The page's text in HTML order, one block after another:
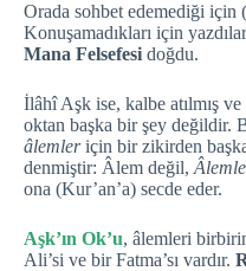
Orada sohbet edemediği için
Konuşamadıkları için
Mana Felsefesi doğdu.
İlâhî Aşk ise, kalbe atılmış
oktan başka bir şey değildir.
âlemleriçin bir zikirden
denmiştir: Âlem değil,
ona (Kur’an’a) secde eder.
Aşk’ın Ok’u, âlemleri
Ali’si ve bir Fatma’sı vardır.